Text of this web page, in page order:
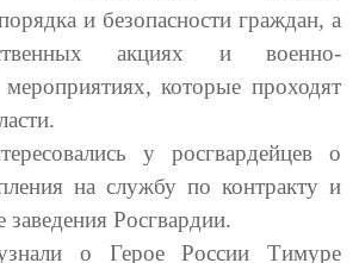
и безопасности граждан, а
акциях и военно-
мероприятиях, которые проходят
у росгвардейцев о
на службу по контракту и
Росгвардии.
о Герое России Тимуре